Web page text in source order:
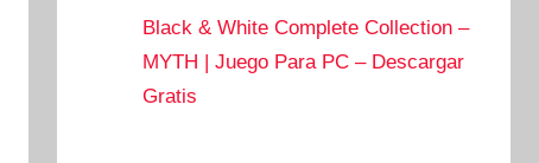
Black & White Complete Collection –
MYTH | Juego Para PC – Descargar
Gratis